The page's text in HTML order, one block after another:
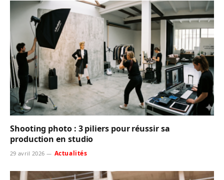
Shooting photo : 3 piliers pour réussir sa
production en studio
29 avril 2026 Actualités